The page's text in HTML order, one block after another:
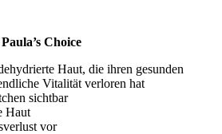
Choice
Haut, die ihren gesunden
Vitalität verloren hat
sichtbar
Haut
vor